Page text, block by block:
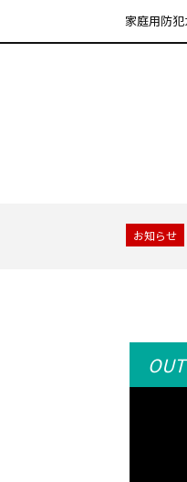
家庭用防
お知らせ